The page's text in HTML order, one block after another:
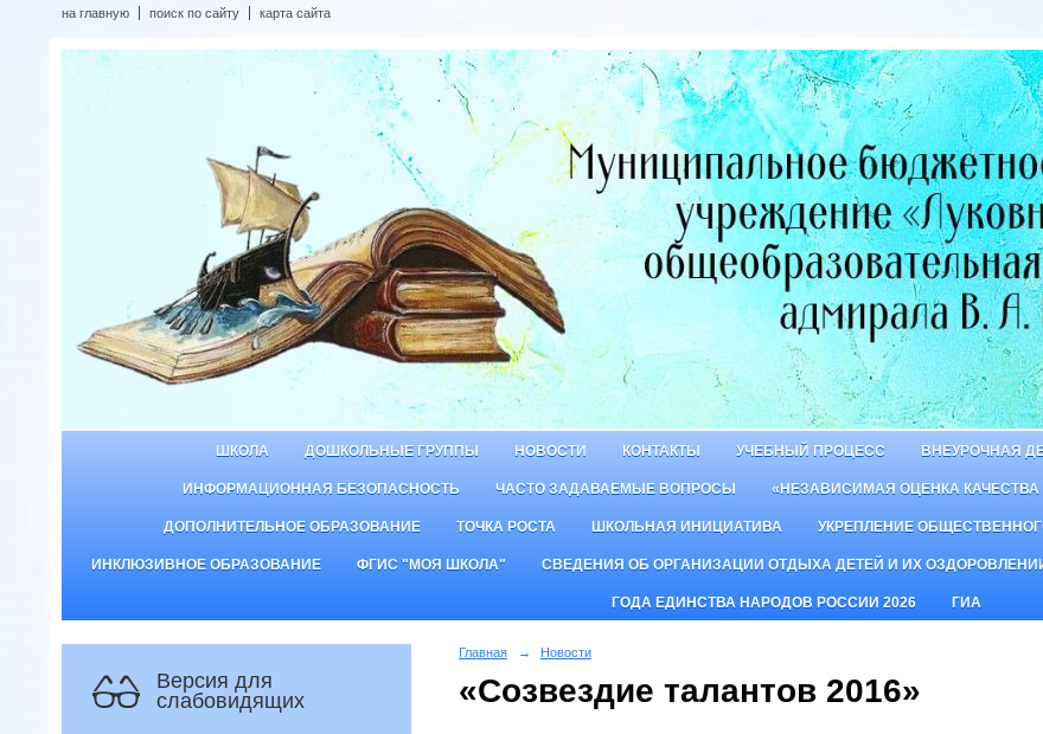
на главную поиск по сайту карта сайта
ШКОЛА ДОШКОЛЬНЫЕ ГРУППЫ НОВОСТИ КОНТАКТЫ УЧЕБНЫЙ ПРОЦЕСС ВНЕУРОЧНАЯ
ИНФОРМАЦИОННАЯ БЕЗОПАСНОСТЬ ЧАСТО ЗАДАВАЕМЫЕ ВОПРОСЫ «НЕЗАВИСИМАЯ ОЦЕНКА КАЧЕСТВА
ДОПОЛНИТЕЛЬНОЕ ОБРАЗОВАНИЕ ТОЧКА РОСТА ШКОЛЬНАЯ ИНИЦИАТИВА УКРЕПЛЕНИЕ
ИНКЛЮЗИВНОЕ ОБРАЗОВАНИЕ ФГИС "МОЯ ШКОЛА" СВЕДЕНИЯ ОБ ОРГАНИЗАЦИИ ОТДЫХА ДЕТЕЙ И ИХ
ГОДА ЕДИНСТВА НАРОДОВ РОССИИ 2026 ГИА
Версия для
слабовидящих
Главная → Новости
«Созвездие талантов 2016»